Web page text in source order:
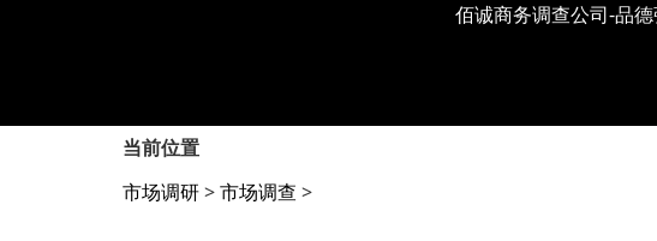
佰诚商务调查公司-品
当前位置
市场调研>市场调查 >